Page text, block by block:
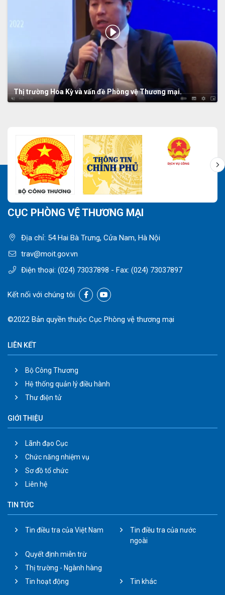
Thị trường Hoa Kỳ và vấn đề Phòng vệ Thương mại.
CỤC PHÒNG VỆ THƯƠNG MẠI
Địa chỉ: 54 Hai Bà Trưng, Cửa Nam, Hà Nội
trav@moit.gov.vn
Điện thoại: (024) 73037898 - Fax: (024) 73037897
Kết nối với chúng tôi
©2022 Bản quyền thuộc Cục Phòng vệ thương mại
LIÊN KẾT
Bộ Công Thương
Hệ thống quản lý điều hành
Thư điện tử
GIỚI THIỆU
Lãnh đạo Cục
Chức năng nhiệm vụ
Sơ đồ tổ chức
Liên hệ
TIN TỨC
Tin điều tra của Việt Nam
Tin điều tra của nước
ngoài
Quyết định miễn trừ
Thị trường - Ngành hàng
Tin hoạt động
Tin khác